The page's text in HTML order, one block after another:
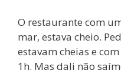
O restaurante com
mar, estava cheio.
estavam cheias e
1h. Mas dali não